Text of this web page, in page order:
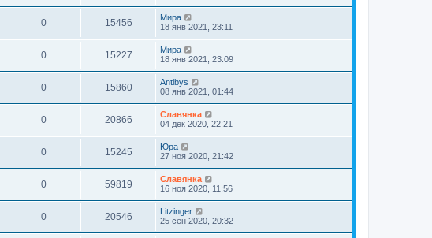
0 15456
Мира
18 янв 2021, 23:11
0 15227
Мира
18 янв 2021, 23:09
0 15860
Antibys
08 янв 2021, 01:44
0 20866
Славянка
04 дек 2020, 22:21
0 15245
Юра
27 ноя 2020, 21:42
0 59819
Славянка
16 ноя 2020, 11:56
0 20546
Litzinger
25 сен 2020, 20:32